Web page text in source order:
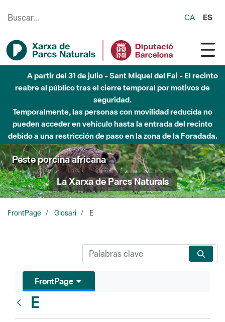
CA ES
A partir del 31 de julio - Sant Miquel del Fai - El recinto
reabre al público tras el cierre temporal por motivos de
seguridad.
Temporalmente, las personas con movilidad reducida no
pueden acceder en vehículo hasta la entrada del recinto
debido a una restricción de paso en la zona de la Foradada.
Peste porcina africana
La Xarxa de Parcs Naturals
FrontPage Glosari E
FrontPage
E